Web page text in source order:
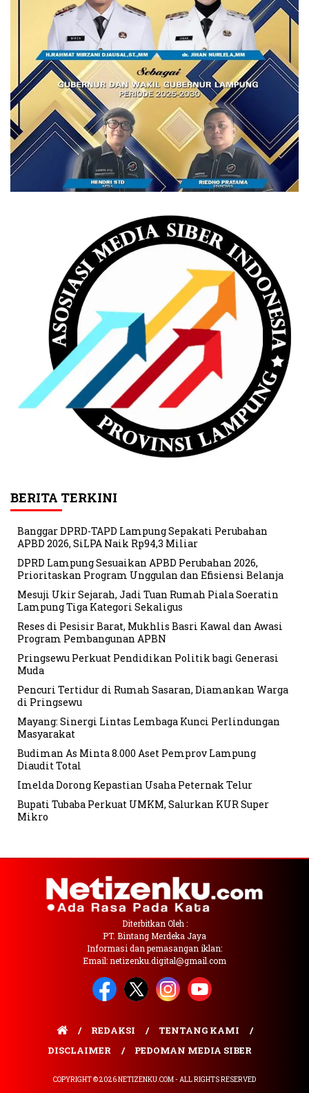
BERITA TERKINI
Banggar DPRD-TAPD Lampung Sepakati Perubahan
APBD 2026, SiLPA Naik Rp94,3 Miliar
DPRD Lampung Sesuaikan APBD Perubahan 2026,
Prioritaskan Program Unggulan dan Efisiensi Belanja
Mesuji Ukir Sejarah, Jadi Tuan Rumah Piala Soeratin
Lampung Tiga Kategori Sekaligus
Reses di Pesisir Barat, Mukhlis Basri Kawal dan Awasi
Program Pembangunan APBN
Pringsewu Perkuat Pendidikan Politik bagi Generasi
Muda
Pencuri Tertidur di Rumah Sasaran, Diamankan Warga
di Pringsewu
Mayang: Sinergi Lintas Lembaga Kunci Perlindungan
Masyarakat
Budiman As Minta 8.000 Aset Pemprov Lampung
Diaudit Total
Imelda Dorong Kepastian Usaha Peternak Telur
Bupati Tubaba Perkuat UMKM, Salurkan KUR Super
Mikro
Diterbitkan Oleh :
PT. Bintang Merdeka Jaya
Informasi dan pemasangan iklan:
Email: netizenku.digital@gmail.com
REDAKSI
TENTANG KAMI
DISCLAIMER
PEDOMAN MEDIA SIBER
COPYRIGHT © 2026 NETIZENKU.COM - ALL RIGHTS RESERVED